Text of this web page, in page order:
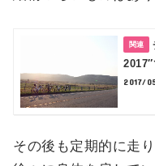
2017/
その後も定期的に走り